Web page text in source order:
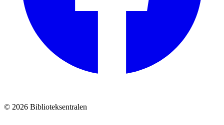
© 2026 Biblioteksentralen